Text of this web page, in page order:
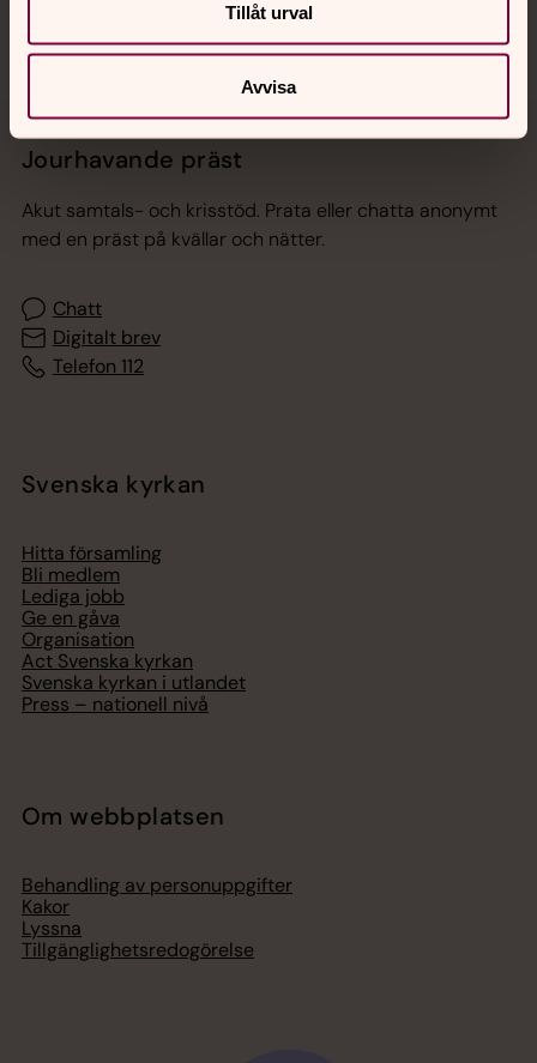
Tillåt urval
Avvisa
Jourhavande präst
Akut samtals- och krisstöd. Prata eller chatta anonymt
med en präst på kvällar och nätter.
Chatt
Digitalt brev
Telefon 112
Svenska kyrkan
Hitta församling
Bli medlem
Lediga jobb
Ge en gåva
Organisation
Act Svenska kyrkan
Svenska kyrkan i utlandet
Press – nationell nivå
Om webbplatsen
Behandling av personuppgifter
Kakor
Lyssna
Tillgänglighetsredogörelse